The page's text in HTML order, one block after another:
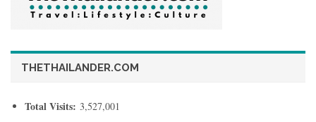
THETHAILANDER.COM
Total Visits: 3,527,001